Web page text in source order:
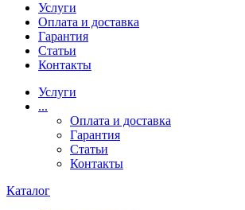
Услуги
Оплата и доставка
Гарантия
Статьи
Контакты
Услуги
...
Оплата и доставка
Гарантия
Статьи
Контакты
Каталог